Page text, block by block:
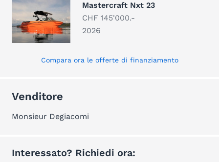
Mastercraft Nxt 23
CHF 145'000.-
2026
Compara ora le offerte di finanziamento
Venditore
Monsieur Degiacomi
Interessato? Richiedi ora: